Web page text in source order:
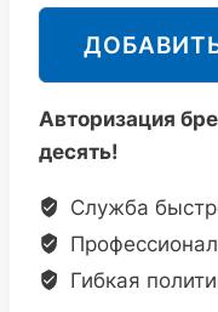
Авторизация
десять!
Служба
Гибкая